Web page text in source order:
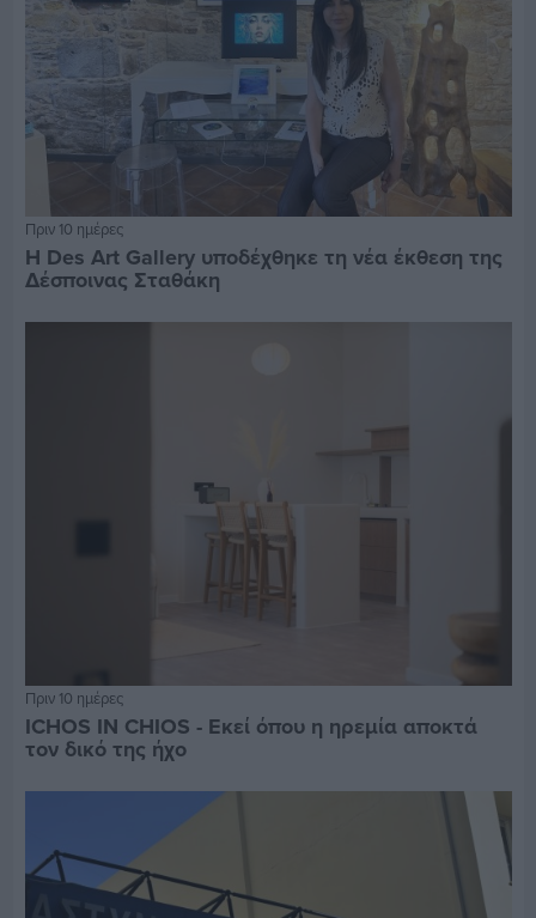
Πριν 10 ημέρες
Η Des Art Gallery υποδέχθηκε τη νέα έκθεση της
Δέσποινας Σταθάκη
Πριν 10 ημέρες
ICHOS IN CHIOS - Εκεί όπου η ηρεμία αποκτά
τον δικό της ήχο